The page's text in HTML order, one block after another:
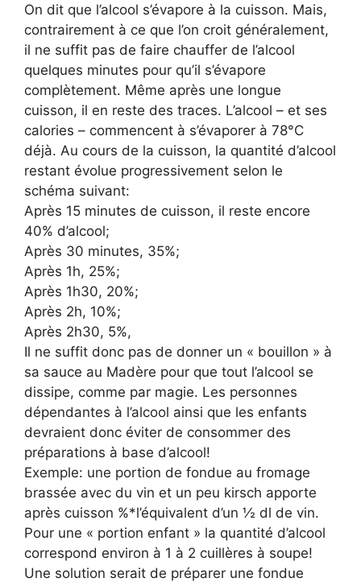
On dit que l’alcool s’évapore à la cuisson. Mais,
contrairement à ce que l’on croit généralement,
il ne suffit pas de faire chauffer de l’alcool
quelques minutes pour qu’il s’évapore
complètement. Même après une longue
cuisson, il en reste des traces. L’alcool – et ses
calories – commencent à s’évaporer à 78°C
déjà. Au cours de la cuisson, la quantité d’alcool
restant évolue progressivement selon le
schéma suivant:
Après 15 minutes de cuisson, il reste encore
40% d’alcool;
Après 30 minutes, 35%;
Après 1h, 25%;
Après 1h30, 20%;
Après 2h, 10%;
Après 2h30, 5%,
Il ne suffit donc pas de donner un « bouillon » à
sa sauce au Madère pour que tout l’alcool se
dissipe, comme par magie. Les personnes
dépendantes à l’alcool ainsi que les enfants
devraient donc éviter de consommer des
préparations à base d’alcool!
Exemple: une portion de fondue au fromage
brassée avec du vin et un peu kirsch apporte
après cuisson %*l’équivalent d’un ½ dl de vin.
Pour une « portion enfant » la quantité d’alcool
correspond environ à 1 à 2 cuillères à soupe!
Une solution serait de préparer une fondue